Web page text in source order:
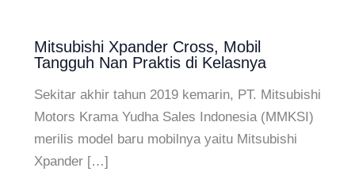
Mitsubishi Xpander Cross, Mobil
Tangguh Nan Praktis di Kelasnya
Sekitar akhir tahun 2019 kemarin, PT. Mitsubishi
Motors Krama Yudha Sales Indonesia (MMKSI)
merilis model baru mobilnya yaitu Mitsubishi
Xpander […]